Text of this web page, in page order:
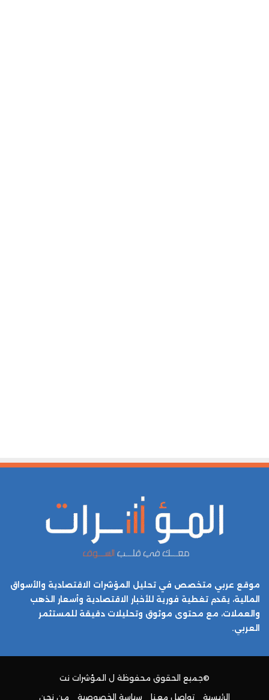
موقع عربي متخصص في تحليل المؤشرات الاقتصادية والأسواق
المالية، يقدم تغطية فورية للأخبار الاقتصادية وأسعار الذهب
والعملات، مع محتوى موثوق وتحليلات دقيقة للمستثمر
العربي.
©جميع الحقوق محفوظة ل المؤشرات نت
الرئيسية
تواصل معنا سياسة الخصوصية من نحن